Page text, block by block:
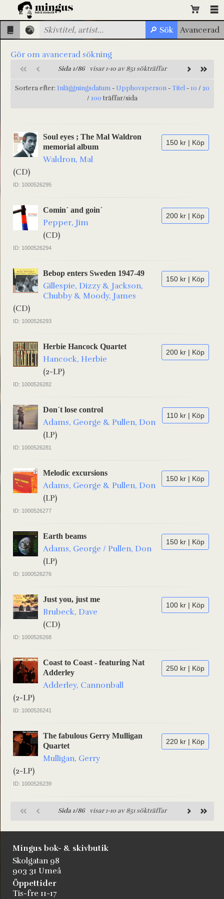
Gör om avancerad sökning
Sida 1/86visar 1-10 av 851 sökträffar
Sortera efter: Inläggningsdatum - Upphovsperson -Titel - 10 / 20
/ 100 träffar/sida
150 kr | Köp
Soul eyes ; The Mal Waldron
memorial album
Waldron, Mal
(CD)
ID: 1000526295
200 kr | Köp
Comin´ and goin´
Pepper, Jim
(CD)
ID: 1000526294
150 kr | Köp
Bebop enters Sweden 1947-49
Gillespie, Dizzy & Jackson,
Chubby & Moody, James
(CD)
ID: 1000526293
200 kr | Köp
Herbie Hancock Quartet
Hancock, Herbie
(2-LP)
ID: 1000526282
110 kr | Köp
Don´t lose control
Adams, George & Pullen, Don
(LP)
ID: 1000526281
150 kr | Köp
Melodic excursions
Adams, George & Pullen, Don
(LP)
ID: 1000526277
150 kr | Köp
Earth beams
Adams, George / Pullen, Don
(LP)
ID: 1000526276
100 kr | Köp
Just you, just me
Brubeck, Dave
(CD)
ID: 1000526268
250 kr | Köp
Coast to Coast - featuring Nat
Adderley
Adderley, Cannonball
(2-LP)
ID: 1000526241
220 kr | Köp
The fabulous Gerry Mulligan
Quartet
Mulligan, Gerry
(2-LP)
ID: 1000526239
Sida 1/86visar 1-10 av 851 sökträffar
Mingus bok- & skivbutik
Skolgatan 98
903 31 Umeå
Öppettider
Tis-fre 11-17